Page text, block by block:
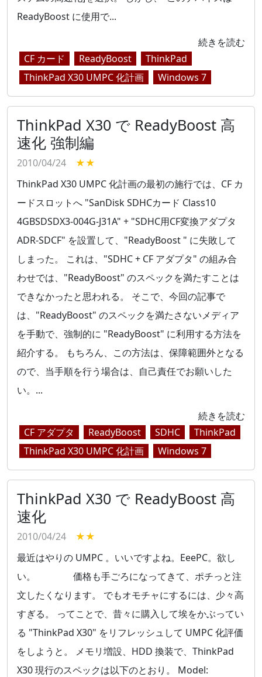
ReadyBoost に使用で...
続きを読む
CF カード
ReadyBoost
ThinkPad
ThinkPad X30 UMPC 化計画
Windows 7
ThinkPad X30 で ReadyBoost 高
速化 強制編
2010/04/24
★★
ThinkPad X30 UMPC 化計画の最初の施行では、CF カ
ードスロットへ "SanDisk SDHCカード Class10
4GBSDSDX3-004G-J31A" + "SDHC用CF変換アダプタ
ADR-SDCF" を設置して、"ReadyBoost " に失敗して
しまった。 これは、"SDHC + CF アダプタ" の組み合
わせでは、"ReadyBoost" のスペックを満たすことは
できなかったと思われる。 そこで、今回の記事で
は、"ReadyBoost" のスペックを満たさないメディア
を手動で、強制的に "ReadyBoost" に利用する方法を
紹介する。 もちろん、この方法は、保障範囲外となる
ので、当手順を行う場合は、自己責任でお願いした
い。...
続きを読む
CF アダプタ
ReadyBoost SDHC
ThinkPad
ThinkPad X30 UMPC 化計画
Windows 7
ThinkPad X30 で ReadyBoost 高
速化
2010/04/24
★★
最近はやりの UMPC 。いいですよね。EeePC。欲し
い。 価格も手ごろになってきて、ポチっと注
文したくなります。 でもオモチャにするには、少々高
すぎる。 ってことで、昔々に購入して埃をかぶってい
る "ThinkPad X30" をリフレッシュして UMPC 化評価
をしようと。 メモリ増設、HDD 換装で、ThinkPad
X30 現行のスペックは以下のとおり。 Model: